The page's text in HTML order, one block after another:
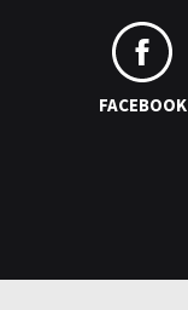
FACEBOOK